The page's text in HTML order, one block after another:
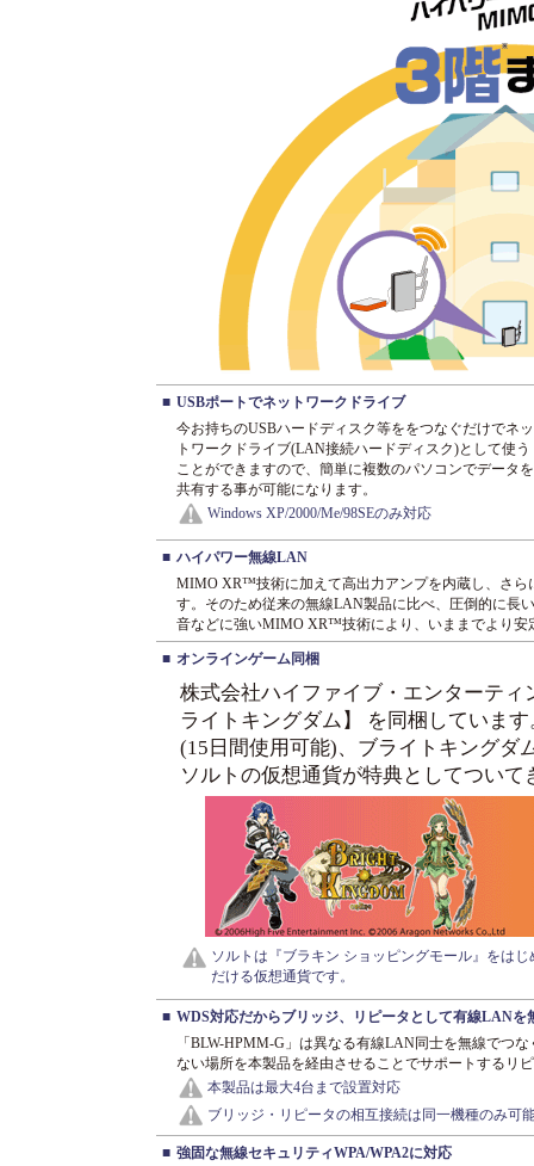
■ USBポートでネットワークドライブ
今お持ちのUSBハードディスク等ををつなぐだけでネッ
トワークドライブ(LAN接続ハードディスク)として使う
ことができますので、簡単に複数のパソコンでデータを
共有する事が可能になります。
Windows XP/2000/Me/98SEのみ対応
■ ハイパワー無線LAN
MIMO XR™技術に加えて高出力アンプを内蔵し、さら
す。そのため従来の無線LAN製品に比べ、圧倒的に長
音などに強いMIMO XR™技術により、いままでより安
■ オンラインゲーム同梱
株式会社ハイファイブ・エンターテ
ライトキングダム】 を同梱していま
(15日間使用可能)、ブライトキングダ
ソルトの仮想通貨が特典としてついて
ソルトは『ブラキン ショッピングモール』をは
だける仮想通貨です。
■ WDS対応だからブリッジ、リピータとして有線LANを
「BLW-HPMM-G」は異なる有線LAN同士を無線でつ
ない場所を本製品を経由させることでサポートするリ
本製品は最大4台まで設置対応
ブリッジ・リピータの相互接続は同一機種のみ可
■ 強固な無線セキュリティWPA/WPA2に対応